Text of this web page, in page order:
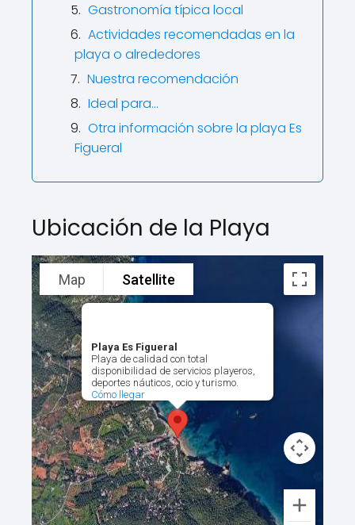
Gastronomía típica local
Actividades recomendadas en la
playa o alrededores
Nuestra recomendación
Ideal para…
Otra información sobre la playa Es
Figueral
Ubicación de la Playa
Playa Es Figueral
Playa de calidad con total
disponibilidad de servicios playeros,
deportes náuticos, ocio y turismo.
Cómo llegar
Map Satellite